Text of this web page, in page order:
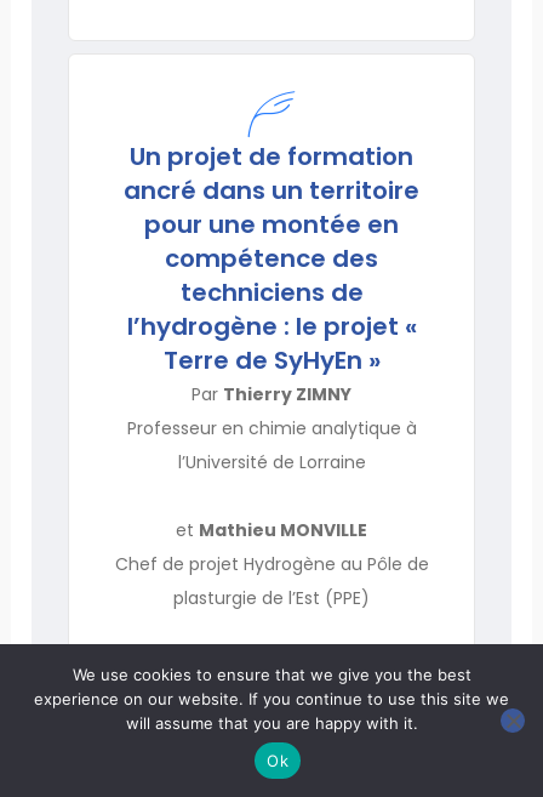
Un projet de formation
ancré dans un territoire
pour une montée en
compétence des
techniciens de
l’hydrogène : le projet «
Terre de SyHyEn »
Par Thierry ZIMNY
Professeur en chimie analytique à
l’Université de Lorraine
et Mathieu MONVILLE
Chef de projet Hydrogène au Pôle de
plasturgie de l’Est (PPE)
La crise écologique et énergétique
actuelle accélère le développement
en France d’une filière de production
massive d’hydrogène bas-carbone, un
We use cookies to ensure that we give you the best
experience on our website. If you continue to use this site we
will assume that you are happy with it.
Ok